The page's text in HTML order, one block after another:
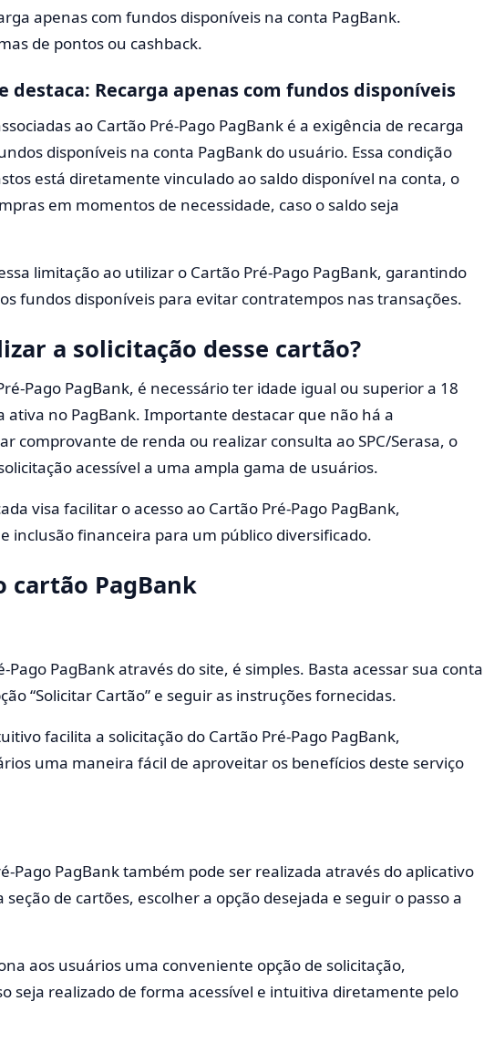
apenas com fundos disponíveis na conta PagBank.
de pontos ou cashback.
destaca: Recarga apenas com fundos disponíveis
ao Cartão Pré-Pago PagBank é a exigência de recarga
disponíveis na conta PagBank do usuário. Essa condição
está diretamente vinculado ao saldo disponível na conta, o
em momentos de necessidade, caso o saldo seja
limitação ao utilizar o Cartão Pré-Pago PagBank, garantindo
fundos disponíveis para evitar contratempos nas transações.
a solicitação desse cartão?
Pago PagBank, é necessário ter idade igual ou superior a 18
ativa no PagBank. Importante destacar que não há a
comprovante de renda ou realizar consulta ao SPC/Serasa, o
acessível a uma ampla gama de usuários.
visa facilitar o acesso ao Cartão Pré-Pago PagBank,
inclusão financeira para um público diversificado.
cartão PagBank
Pago PagBank através do site, é simples. Basta acessar sua conta
“Solicitar Cartão” e seguir as instruções fornecidas.
facilita a solicitação do Cartão Pré-Pago PagBank,
uma maneira fácil de aproveitar os benefícios deste serviço
Pago PagBank também pode ser realizada através do aplicativo
seção de cartões, escolher a opção desejada e seguir o passo a
aos usuários uma conveniente opção de solicitação,
seja realizado de forma acessível e intuitiva diretamente pelo